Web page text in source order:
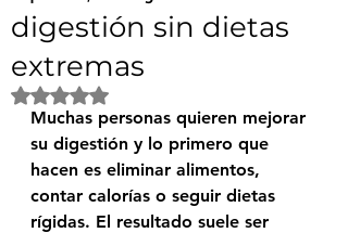
digestión sin dietas
extremas
Obtuvo NaN de 5 estrellas.
Muchas personas quieren mejorar
su digestión y lo primero que
hacen es eliminar alimentos,
contar calorías o seguir dietas
rígidas. El resultado suele ser